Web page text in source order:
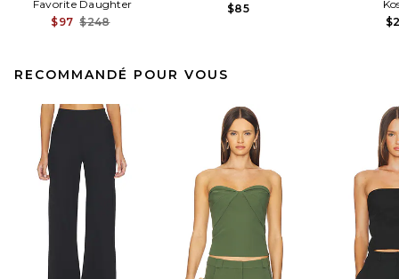
Favorite Daughter
$97 Previous price:
$248
$85
RECOMMANDÉ POUR VOUS